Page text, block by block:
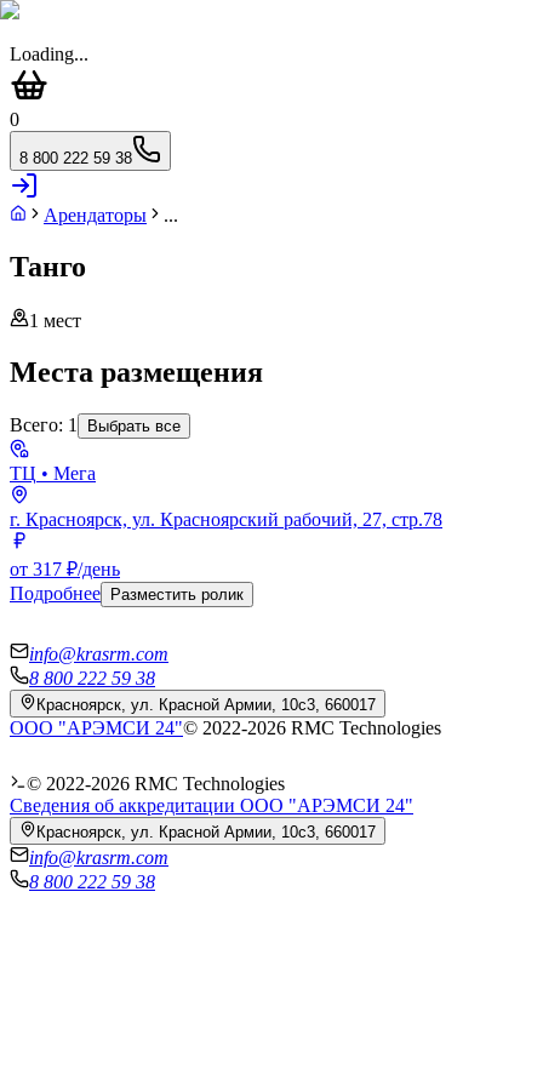
Loading...
0
8 800 222 59 38
Арендаторы ...
Танго
1 мест
Места размещения
Всего: 1 Выбрать все
ТЦ • Мега
г. Красноярск, ул. Красноярский рабочий, 27, стр.78
от 317 ₽/день
Подробнее Разместить ролик
info@krasrm.com
8 800 222 59 38
Красноярск, ул. Красной Армии, 10с3, 660017
ООО "АРЭМСИ 24"© 2022-2026 RMC Technologies
© 2022-2026 RMC Technologies
Сведения об аккредитации ООО "АРЭМСИ 24"
Красноярск, ул. Красной Армии, 10с3, 660017
info@krasrm.com
8 800 222 59 38